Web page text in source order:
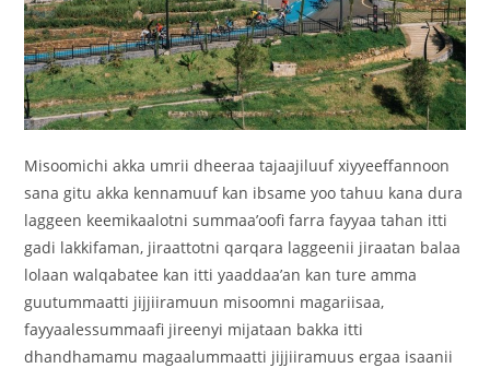
Misoomichi akka umrii dheeraa tajaajiluuf xiyyeeffannoon
sana gitu akka kennamuuf kan ibsame yoo tahuu kana dura
laggeen keemikaalotni summaa’oofi farra fayyaa tahan itti
gadi lakkifaman, jiraattotni qarqara laggeenii jiraatan balaa
lolaan walqabatee kan itti yaaddaa’an kan ture amma
guutummaatti jijjiiramuun misoomni magariisaa,
fayyaalessummaafi jireenyi mijataan bakka itti
dhandhamamu magaalummaatti jijjiiramuus ergaa isaanii